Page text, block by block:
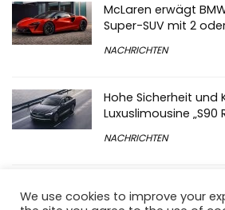
McLaren erwägt
Super-SUV mit 2
NACHRICHTEN
Hohe Sicherheit und
Luxuslimousine
NACHRICHTEN
mit bis zu 675 PS
We use cookies to improve your